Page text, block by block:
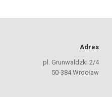
Adres
pl. Grunwaldzki 2/4
50-384 Wrocław